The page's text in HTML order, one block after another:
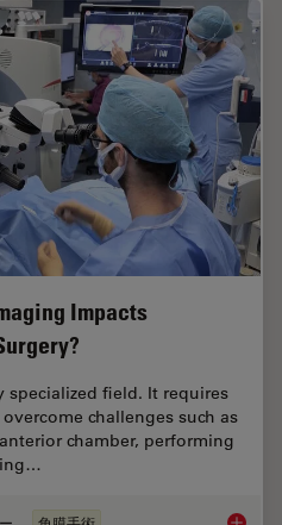
Impacts
specialized field. It requires
challenges such as
chamber, performing